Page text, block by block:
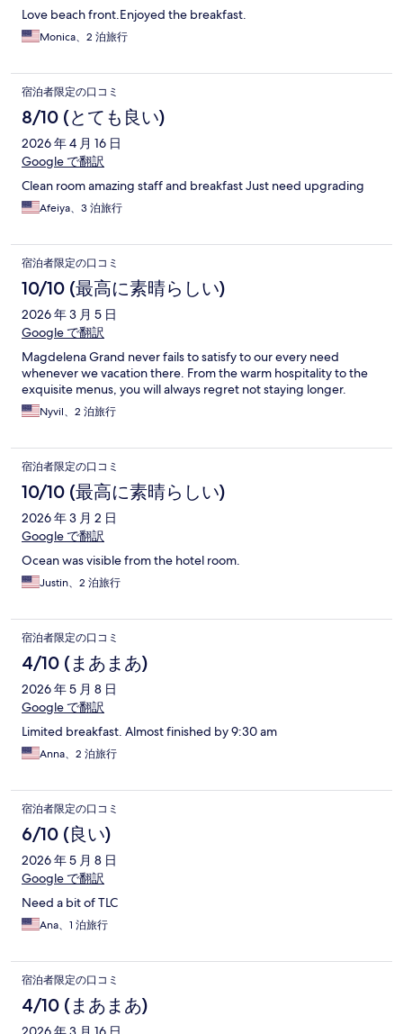
Love beach front.Enjoyed the breakfast.
Monica、2 泊旅行
宿泊者限定の口コミ
8/10 (とても良い)
2026 年 4 月 16 日
Google で翻訳
Clean room amazing staff and breakfast Just need upgrading
Afeiya、3 泊旅行
宿泊者限定の口コミ
10/10 (最高に素晴らしい)
2026 年 3 月 5 日
Google で翻訳
Magdelena Grand never fails to satisfy to our every need
whenever we vacation there. From the warm hospitality to the
exquisite menus, you will always regret not staying longer.
Nyvil、2 泊旅行
宿泊者限定の口コミ
10/10 (最高に素晴らしい)
2026 年 3 月 2 日
Google で翻訳
Ocean was visible from the hotel room.
Justin、2 泊旅行
宿泊者限定の口コミ
4/10 (まあまあ)
2026 年 5 月 8 日
Google で翻訳
Limited breakfast. Almost finished by 9:30 am
Anna、2 泊旅行
宿泊者限定の口コミ
6/10 (良い)
2026 年 5 月 8 日
Google で翻訳
Need a bit of TLC
Ana、1 泊旅行
宿泊者限定の口コミ
4/10 (まあまあ)